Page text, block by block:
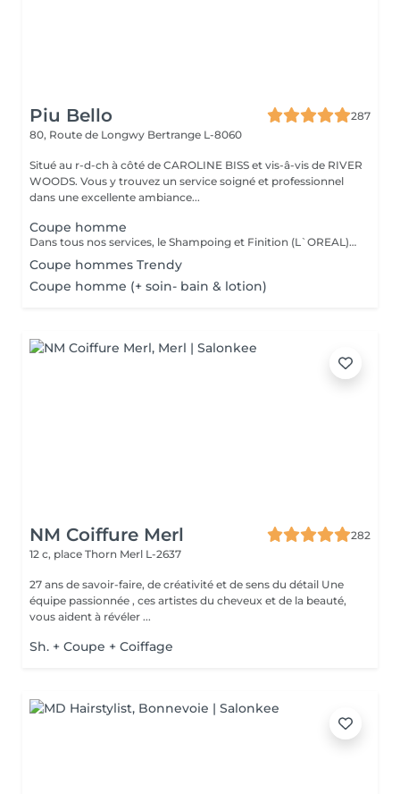
Piu Bello
287
80, Route de Longwy Bertrange L-8060
Situé au r-d-ch à côté de CAROLINE BISS et vis-â-vis de RIVER
WOODS. Vous y trouvez un service soigné et professionnel
dans une excellente ambiance...
Coupe homme
Dans tous nos services, le Shampoing et Finition (L`OREAL)sont compris.
Coupe hommes Trendy
Coupe homme (+ soin- bain & lotion)
NM Coiffure Merl
282
12 c, place Thorn Merl L-2637
27 ans de savoir-faire, de créativité et de sens du détail Une
équipe passionnée , ces artistes du cheveux et de la beauté,
vous aident à révéler ...
Sh. + Coupe + Coiffage